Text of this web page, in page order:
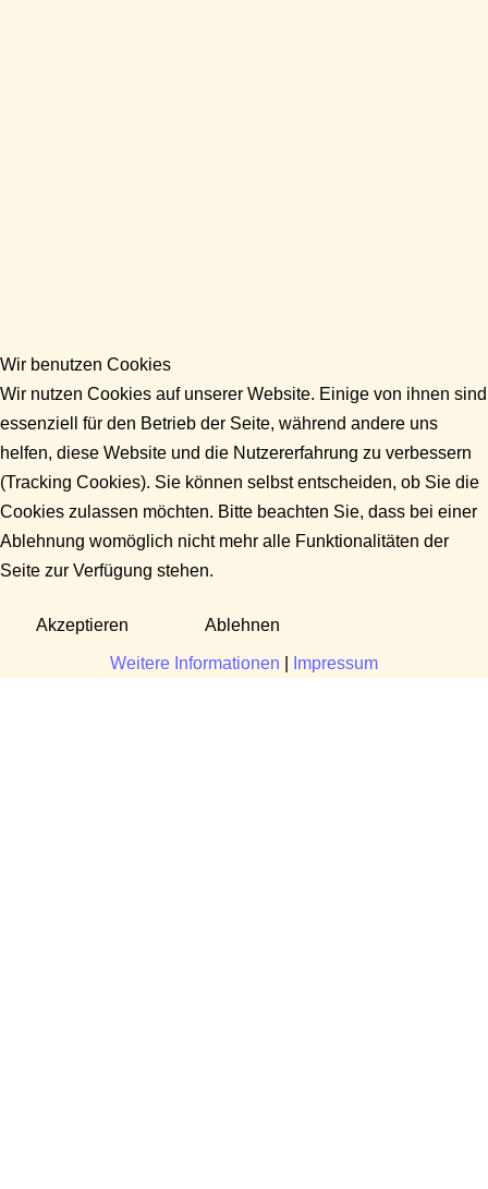
Wir benutzen Cookies
Wir nutzen Cookies auf unserer Website. Einige von ihnen sind
essenziell für den Betrieb der Seite, während andere uns
helfen, diese Website und die Nutzererfahrung zu verbessern
(Tracking Cookies). Sie können selbst entscheiden, ob Sie die
Cookies zulassen möchten. Bitte beachten Sie, dass bei einer
Ablehnung womöglich nicht mehr alle Funktionalitäten der
Seite zur Verfügung stehen.
Akzeptieren Ablehnen
Weitere Informationen Impressum